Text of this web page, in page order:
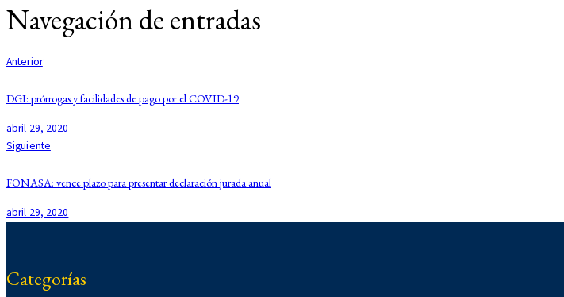
Navegación de entradas
Anterior
DGI: prórrogas y facilidades de pago por el COVID-19
abril 29, 2020
Siguiente
FONASA: vence plazo para presentar declaración jurada anual
abril 29, 2020
Categorías